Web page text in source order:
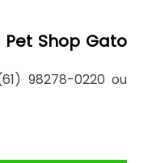
Shop Gato
98278-0220 ou